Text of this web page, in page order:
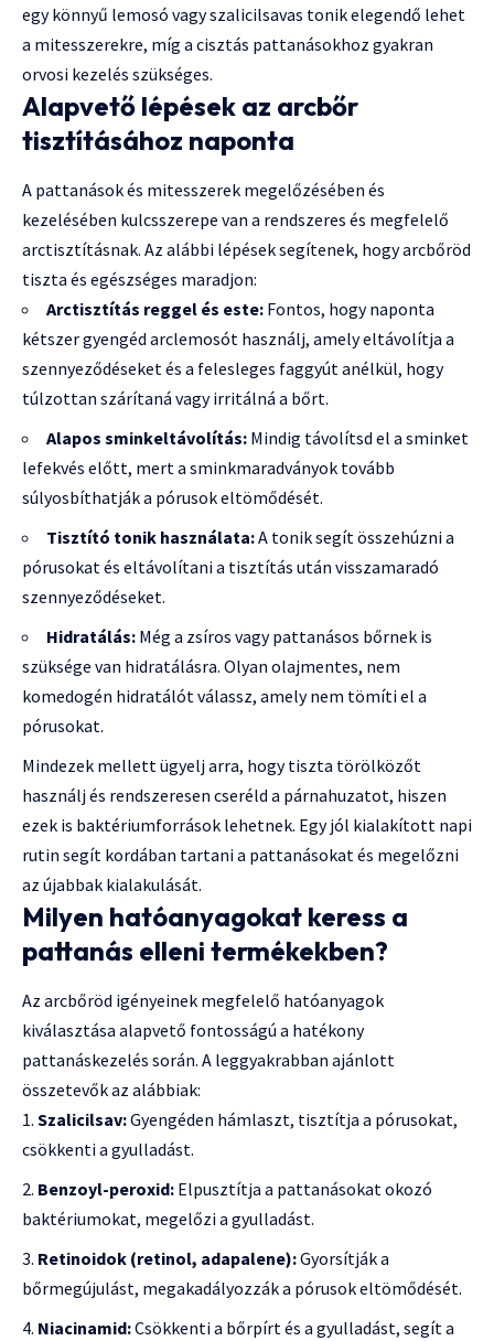
egy könnyű lemosó vagy szalicilsavas tonik elegendő lehet
a mitesszerekre, míg a cisztás pattanásokhoz gyakran
orvosi kezelés szükséges.
Alapvető lépések az arcbőr
tisztításához naponta
A pattanások és mitesszerek megelőzésében és
kezelésében kulcsszerepe van a rendszeres és megfelelő
arctisztításnak. Az alábbi lépések segítenek, hogy arcbőröd
tiszta és egészséges maradjon:
Arctisztítás reggel és este: Fontos, hogy naponta
kétszer gyengéd arclemosót használj, amely eltávolítja a
szennyeződéseket és a felesleges faggyút anélkül, hogy
túlzottan szárítaná vagy irritálná a bőrt.
Alapos sminkeltávolítás: Mindig távolítsd el a sminket
lefekvés előtt, mert a sminkmaradványok tovább
súlyosbíthatják a pórusok eltömődését.
Tisztító tonik használata:A tonik segít összehúzni a
pórusokat és eltávolítani a tisztítás után visszamaradó
szennyeződéseket.
Hidratálás: Még a zsíros vagy pattanásos bőrnek is
szüksége van hidratálásra. Olyan olajmentes, nem
komedogén hidratálót válassz, amely nem tömíti el a
pórusokat.
Mindezek mellett ügyelj arra, hogy tiszta törölközőt
használj és rendszeresen cseréld a párnahuzatot, hiszen
ezek is baktériumforrások lehetnek. Egy jól kialakított napi
rutin segít kordában tartani a pattanásokat és megelőzni
az újabbak kialakulását.
Milyen hatóanyagokat keress a
pattanás elleni termékekben?
Az arcbőröd igényeinek megfelelő hatóanyagok
kiválasztása alapvető fontosságú a hatékony
pattanáskezelés során. A leggyakrabban ajánlott
összetevők az alábbiak:
Szalicilsav:Gyengéden hámlaszt, tisztítja a pórusokat,
csökkenti a gyulladást.
Benzoyl-peroxid: Elpusztítja a pattanásokat okozó
baktériumokat, megelőzi a gyulladást.
Retinoidok (retinol, adapalene):Gyorsítják a
bőrmegújulást, megakadályozzák a pórusok eltömődését.
Niacinamid:Csökkenti a bőrpírt és a gyulladást, segít a